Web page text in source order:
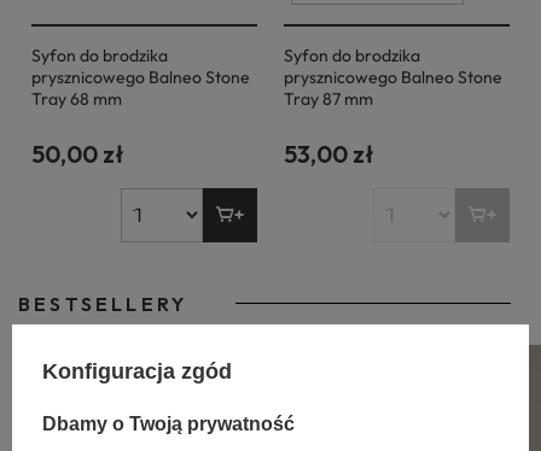
Syfon do brodzika
prysznicowego Balneo Stone
Tray 68 mm
50,00 zł
Syfon do brodzika
prysznicowego Balneo Stone
Tray 87 mm
53,00 zł
BESTSELLERY
Konfiguracja zgód
Dbamy o Twoją prywatność